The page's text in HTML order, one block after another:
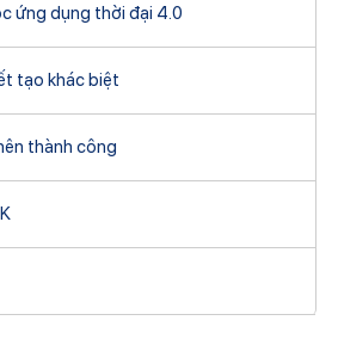
ứng dụng thời đại 4.0
tạo khác biệt
thành công